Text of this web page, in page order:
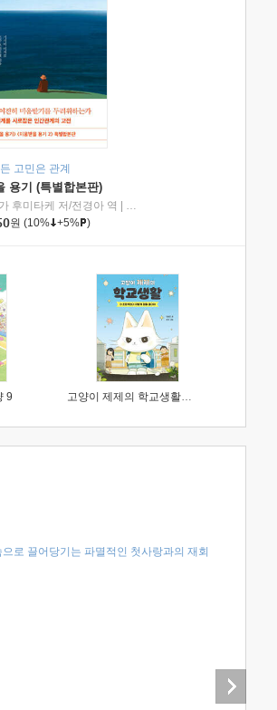
즈북스
고민은 관계
용기 (특별합본판)
후미타케 저/전경아 역
인플루엔셜
원 (10% +5% )
9 고양이 제제의 학교생활 1 : 초등학생이 이렇게 힘들 줄이야
로 끌어당기는 파멸적인 첫사랑과의 재회